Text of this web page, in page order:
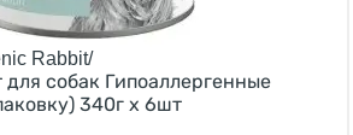
Rabbit/
собак Гипоаллергенные
340г х 6шт